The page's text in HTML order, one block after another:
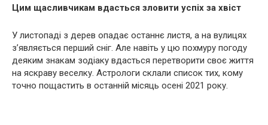
Цим щасливчикам вдасться зловити успіх за хвіст
У листопаді з дерев опадає останнє листя, а на вулицях
з’являється перший сніг. Але навіть у цю похмуру погоду
деяким знакам зодіаку вдасться перетворити своє життя
на яскраву веселку. Астрологи склали список тих, кому
точно пощастить в останній місяць осені 2021 року.